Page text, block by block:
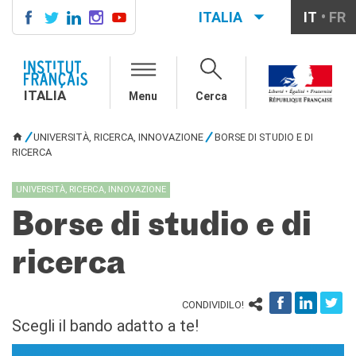
CORSI DI FRANCESE
CERTIFICAZIONI
UFFICIALI DI LINGUA
Diplomi
Test (TCF, TEF)
SCUOLA E FORMAZIONE
Didattica
Studenti
Riconoscimento diplomi
ITALIA IT FR
ITALIA Menu Cerca
TU SEI QUI
UNIVERSITÀ, RICERCA, INNOVAZIONE
BORSE DI STUDIO E DI
RICERCA
UNIVERSITÀ, RICERCA, INNOVAZIONE
Borse di studio e di
ricerca
CONDIVIDILO!
Scegli il bando adatto a te!